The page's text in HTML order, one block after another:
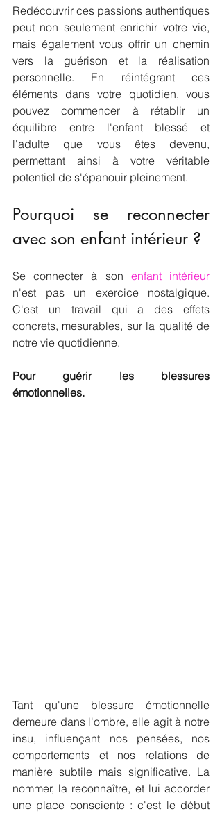
Redécouvrir ces passions authentiques
peut non seulement enrichir votre vie,
mais également vous offrir un chemin
vers la guérison et la réalisation
personnelle. En réintégrant ces
éléments dans votre quotidien, vous
pouvez commencer à rétablir un
équilibre entre l'enfant blessé et
l'adulte que vous êtes devenu,
permettant ainsi à votre véritable
potentiel de s'épanouir pleinement.
Pourquoi se reconnecter
avec son enfant intérieur ?
Se connecter à son enfant intérieur
n'est pas un exercice nostalgique.
C'est un travail qui a des effets
concrets, mesurables, sur la qualité de
notre vie quotidienne.
Pour guérir les blessures
émotionnelles.
Tant qu'une blessure émotionnelle
demeure dans l'ombre, elle agit à notre
insu, influençant nos pensées, nos
comportements et nos relations de
manière subtile mais significative. La
nommer, la reconnaître, et lui accorder
une place consciente : c'est le début